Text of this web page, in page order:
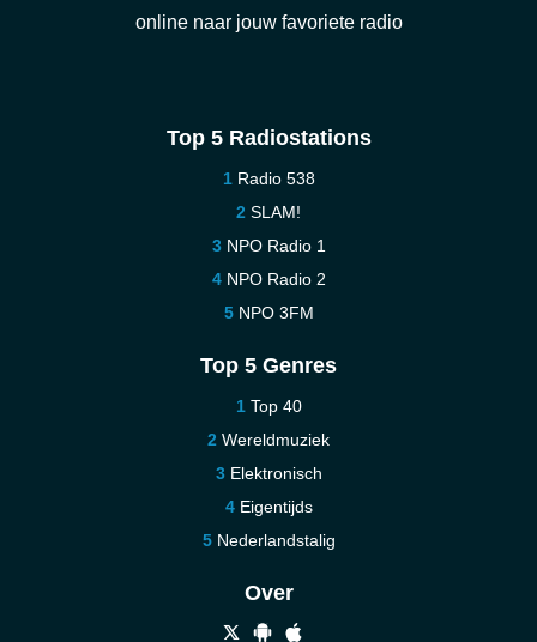
online naar jouw favoriete radio
Top 5 Radiostations
Radio 538
SLAM!
NPO Radio 1
NPO Radio 2
NPO 3FM
Top 5 Genres
Top 40
Wereldmuziek
Elektronisch
Eigentijds
Nederlandstalig
Over